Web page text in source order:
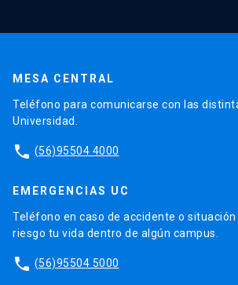
MESA CENTRAL
Teléfono para comunicarse con las
Universidad.
phone (56)95504 4000
EMERGENCIAS UC
Teléfono en caso de accidente o situación
riesgo tu vida dentro de algún campus.
phone (56)95504 5000